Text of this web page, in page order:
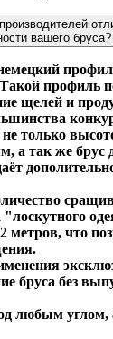
вашего бруса?
профиль
щелей и
только
а так же брус
"лоскутного
метров, что
бруса без
любым углом,